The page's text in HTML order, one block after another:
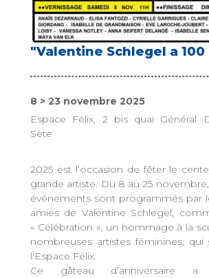
"Valentine Schlegel a 100
8 > 23 novembre 2025
Espace Félix, 2 bis quai Général
Sète
2025 est l’occasion de fêter le
grande artiste. Du 8 au 25
événements sont programmés par
amies de Valentine Schlegel,
« Célébration », un hommage à la
nombreuses artistes féminines, qui
l'Espace Félix.
Ce gâteau d’anniversaire